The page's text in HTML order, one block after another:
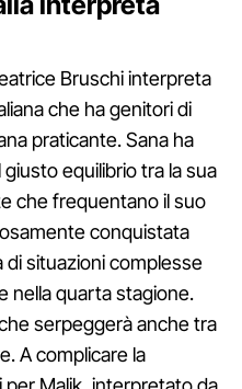
Bruschi interpreta
che ha genitori di
praticante. Sana ha
equilibrio tra la sua
che frequentano il suo
conquistata
di situazioni complesse
nella quarta stagione.
serpeggerà anche tra
A complicare la